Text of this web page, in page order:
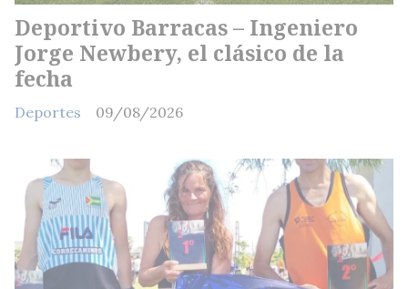
Deportivo Barracas – Ingeniero
Jorge Newbery, el clásico de la
fecha
Deportes 09/08/2026